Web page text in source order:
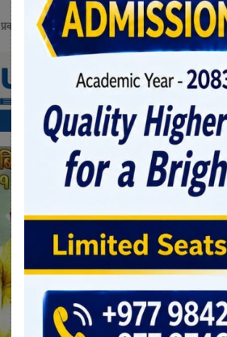
प्रकाशित बुधबार, भाद्र २६, २०८१